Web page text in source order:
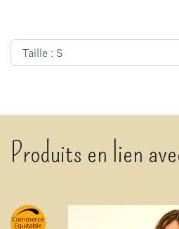
Produits en lien